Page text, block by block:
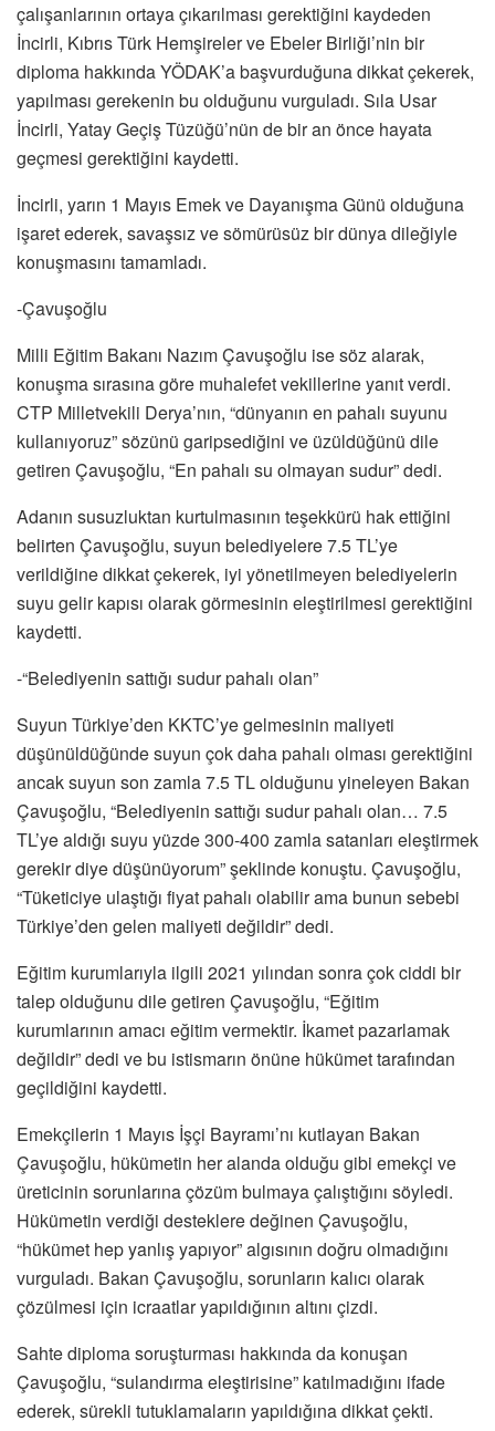
çalışanlarının ortaya çıkarılması gerektiğini kaydeden
İncirli, Kıbrıs Türk Hemşireler ve Ebeler Birliği’nin bir
diploma hakkında YÖDAK’a başvurduğuna dikkat çekerek,
yapılması gerekenin bu olduğunu vurguladı. Sıla Usar
İncirli, Yatay Geçiş Tüzüğü’nün de bir an önce hayata
geçmesi gerektiğini kaydetti.
İncirli, yarın 1 Mayıs Emek ve Dayanışma Günü olduğuna
işaret ederek, savaşsız ve sömürüsüz bir dünya dileğiyle
konuşmasını tamamladı.
-Çavuşoğlu
Milli Eğitim Bakanı Nazım Çavuşoğlu ise söz alarak,
konuşma sırasına göre muhalefet vekillerine yanıt verdi.
CTP Milletvekili Derya’nın, “dünyanın en pahalı suyunu
kullanıyoruz” sözünü garipsediğini ve üzüldüğünü dile
getiren Çavuşoğlu, “En pahalı su olmayan sudur” dedi.
Adanın susuzluktan kurtulmasının teşekkürü hak ettiğini
belirten Çavuşoğlu, suyun belediyelere 7.5 TL’ye
verildiğine dikkat çekerek, iyi yönetilmeyen belediyelerin
suyu gelir kapısı olarak görmesinin eleştirilmesi gerektiğini
kaydetti.
-“Belediyenin sattığı sudur pahalı olan”
Suyun Türkiye’den KKTC’ye gelmesinin maliyeti
düşünüldüğünde suyun çok daha pahalı olması gerektiğini
ancak suyun son zamla 7.5 TL olduğunu yineleyen Bakan
Çavuşoğlu, “Belediyenin sattığı sudur pahalı olan… 7.5
TL’ye aldığı suyu yüzde 300-400 zamla satanları eleştirmek
gerekir diye düşünüyorum” şeklinde konuştu. Çavuşoğlu,
“Tüketiciye ulaştığı fiyat pahalı olabilir ama bunun sebebi
Türkiye’den gelen maliyeti değildir” dedi.
Eğitim kurumlarıyla ilgili 2021 yılından sonra çok ciddi bir
talep olduğunu dile getiren Çavuşoğlu, “Eğitim
kurumlarının amacı eğitim vermektir. İkamet pazarlamak
değildir” dedi ve bu istismarın önüne hükümet tarafından
geçildiğini kaydetti.
Emekçilerin 1 Mayıs İşçi Bayramı’nı kutlayan Bakan
Çavuşoğlu, hükümetin her alanda olduğu gibi emekçi ve
üreticinin sorunlarına çözüm bulmaya çalıştığını söyledi.
Hükümetin verdiği desteklere değinen Çavuşoğlu,
“hükümet hep yanlış yapıyor” algısının doğru olmadığını
vurguladı. Bakan Çavuşoğlu, sorunların kalıcı olarak
çözülmesi için icraatlar yapıldığının altını çizdi.
Sahte diploma soruşturması hakkında da konuşan
Çavuşoğlu, “sulandırma eleştirisine” katılmadığını ifade
ederek, sürekli tutuklamaların yapıldığına dikkat çekti.